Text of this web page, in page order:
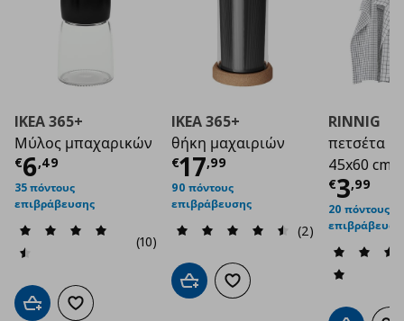
IKEA 365+
Μύλος μπαχαρικών
€6,49
Τρέχουσα τιμή€ 6,49
35 πόντους
επιβράβευσης
(10)
Προσθήκη στο καλάθι
Προσθήκη στα αγαπημένα
IKEA 365+
θήκη μαχαιριών
€17,99
Τρέχουσα τιμή€
90 πόντους
επιβράβευσης
(2)
Προσθήκη στο καλάθι
Προσθήκη στα αγαπημένα
RINNIG
πετσέτα
45x60 cm,
€3,99
20 πόντους